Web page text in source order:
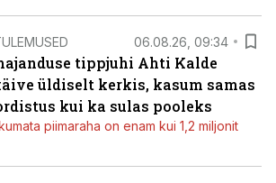
06.08.26, 09:34
tippjuhi Ahti Kalde
üldiselt kerkis, kasum samas
kui ka sulas pooleks
piimaraha on enam kui 1,2 miljonit